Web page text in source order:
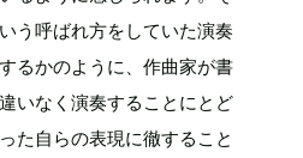
う呼ばれ方をしていた演奏
るかのように、作曲家が書
いなく演奏することにとど
た自らの表現に徹すること